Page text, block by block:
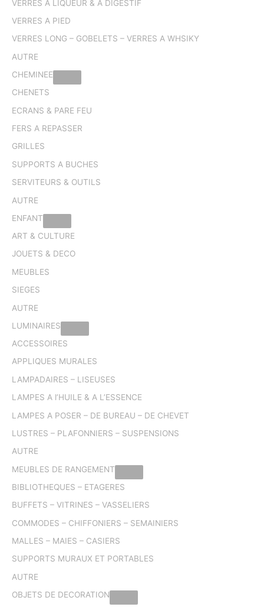
VERRES A LIQUEUR & A DIGESTIF
VERRES A PIED
VERRES LONG – GOBELETS – VERRES A WHSIKY
AUTRE
CHEMINEE
CHENETS
ECRANS & PARE FEU
FERS A REPASSER
GRILLES
SUPPORTS A BUCHES
SERVITEURS & OUTILS
AUTRE
ENFANT
ART & CULTURE
JOUETS & DECO
MEUBLES
SIEGES
AUTRE
LUMINAIRES
ACCESSOIRES
APPLIQUES MURALES
LAMPADAIRES – LISEUSES
LAMPES A l’HUILE & A L’ESSENCE
LAMPES A POSER – DE BUREAU – DE CHEVET
LUSTRES – PLAFONNIERS – SUSPENSIONS
AUTRE
MEUBLES DE RANGEMENT
BIBLIOTHEQUES – ETAGERES
BUFFETS – VITRINES – VASSELIERS
COMMODES – CHIFFONIERS – SEMAINIERS
MALLES – MAIES – CASIERS
SUPPORTS MURAUX ET PORTABLES
AUTRE
OBJETS DE DECORATION